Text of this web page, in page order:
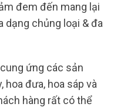
đem đến mang lại
dạng chủng loại & đa
ứng các sản
hoa đưa, hoa sáp và
hàng rất có thể